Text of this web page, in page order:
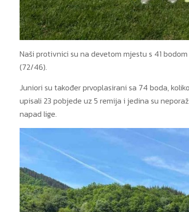
Naši protivnici su na devetom mjestu s 41
(72/46).
Juniori su također prvoplasirani sa 74 boda,
upisali 23 pobjede uz 5 remija i jedina su
napad lige.